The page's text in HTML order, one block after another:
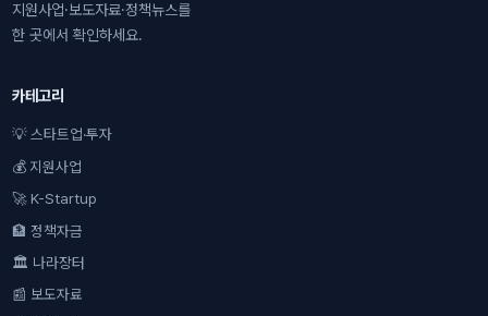
지원사업·보도자료·정책뉴스를
한 곳에서 확인하세요.
카테고리
💡 스타트업·투자
💰 지원사업
🚀 K-Startup
🏦 정책자금
🏛 나라장터
📰 보도자료